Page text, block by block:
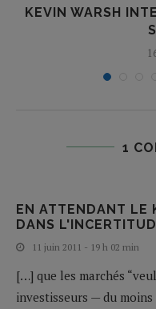
KEVIN WARSH
1
EN ATTENDANT LE
DANS
11 juin 2011 - 19 h 02 min
[…] que les marchés
investisseurs — du